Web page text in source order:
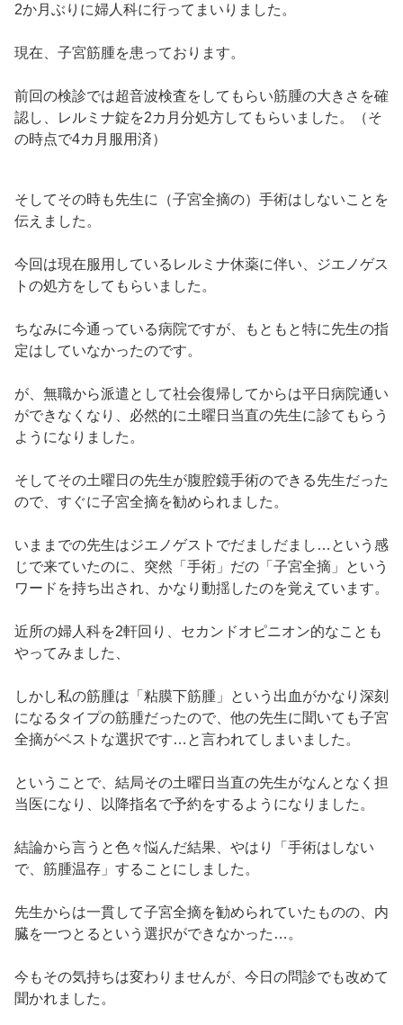
2か月ぶりに婦人科に行ってまいりました。
現在、子宮筋腫を患っております。
前回の検診では超音波検査をしてもらい筋腫の大きさを確
認し、レルミナ錠を2カ月分処方してもらいました。（そ
の時点で4カ月服用済）
そしてその時も先生に（子宮全摘の）手術はしないことを
伝えました。
今回は現在服用しているレルミナ休薬に伴い、ジエノゲス
トの処方をしてもらいました。
ちなみに今通っている病院ですが、もともと特に先生の指
定はしていなかったのです。
が、無職から派遣として社会復帰してからは平日病院通い
ができなくなり、必然的に土曜日当直の先生に診てもらう
ようになりました。
そしてその土曜日の先生が腹腔鏡手術のできる先生だった
ので、すぐに子宮全摘を勧められました。
いままでの先生はジエノゲストでだましだまし…という感
じで来ていたのに、突然「手術」だの「子宮全摘」という
ワードを持ち出され、かなり動揺したのを覚えています。
近所の婦人科を2軒回り、セカンドオピニオン的なことも
やってみました、
しかし私の筋腫は「粘膜下筋腫」という出血がかなり深刻
になるタイプの筋腫だったので、他の先生に聞いても子宮
全摘がベストな選択です…と言われてしまいました。
ということで、結局その土曜日当直の先生がなんとなく担
当医になり、以降指名で予約をするようになりました。
結論から言うと色々悩んだ結果、やはり「手術はしない
で、筋腫温存」することにしました。
先生からは一貫して子宮全摘を勧められていたものの、内
臓を一つとるという選択ができなかった…。
今もその気持ちは変わりませんが、今日の問診でも改めて
聞かれました。